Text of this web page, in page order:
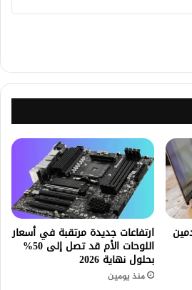
ارتفاعات جديدة مرتقبة في أسعار
اللوحات الأم قد تصل إلى 50%
بحلول نهاية 2026
منذ يومين